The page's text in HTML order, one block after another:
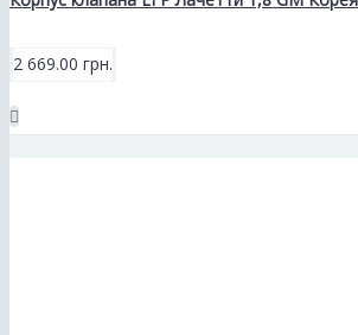
2 669.00 грн.